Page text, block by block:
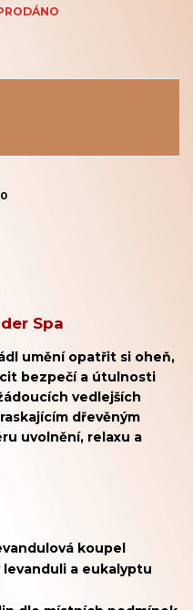
Spa
umění opatřit si oheň,
bezpečí a útulnosti
vedlejších
dřevěným
uvolnění, relaxu a
koupel
levanduli a eukalyptu